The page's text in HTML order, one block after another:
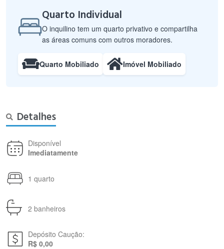
Quarto Individual
O inquilino tem um quarto privativo e compartilha
as áreas comuns com outros moradores.
Quarto Mobiliado Imóvel Mobiliado
Detalhes
Disponível
Imediatamente
1 quarto
2 banheiros
Depósito Caução:
R$ 0,00